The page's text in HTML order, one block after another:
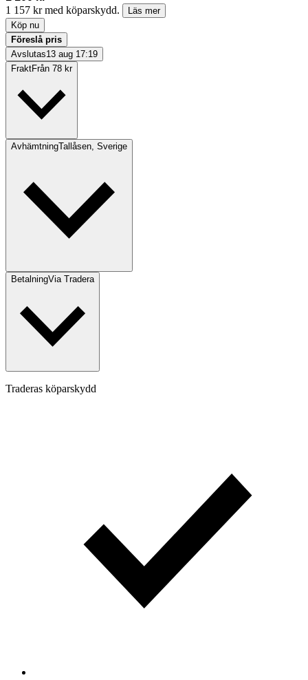
1 157 kr med köparskydd.
Läs mer
Köp nu
Föreslå pris
Avslutas13 aug 17:19
FraktFrån 78 kr
AvhämtningTallåsen, Sverige
BetalningVia Tradera
Traderas köparskydd